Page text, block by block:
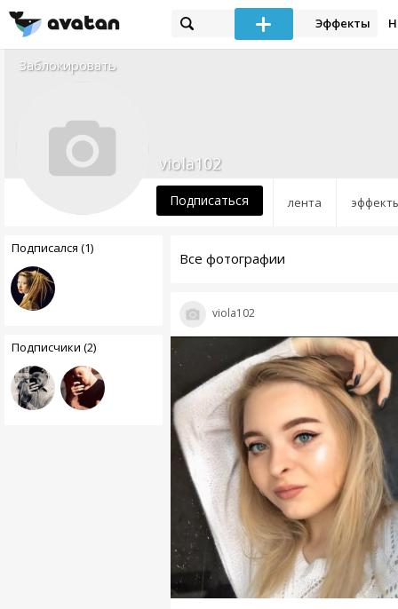
Эффекты
Заблокировать
лента
viola102
Подписаться
Подписался (1)
Подписчики (2)
Все фотографии
viola102